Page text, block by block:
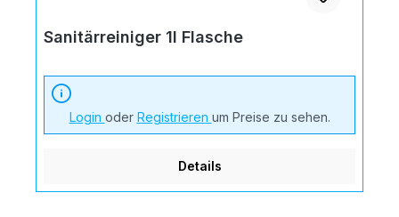
Sanitärreiniger 1l Flasche
Login oder Registrieren um Preise zu sehen.
Details